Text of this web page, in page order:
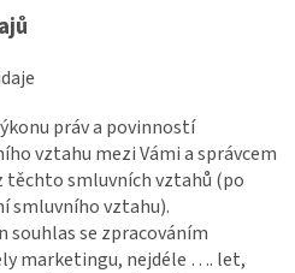
práv a povinností
vztahu mezi Vámi a správcem
těchto smluvních vztahů (po
smluvního vztahu).
souhlas se zpracováním
marketingu, nejdéle …. let,